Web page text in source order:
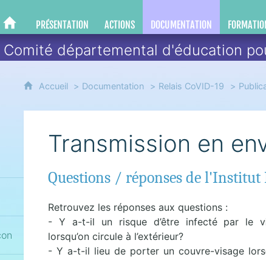
Comité départemental d'éducation
CODES 05
PRÉSENTATION ACTIONS DOCUMENTATION
Accueil Documentation Relais CoVID-19
Transmission en
Questions / réponses de l'Institut
Retrouvez les réponses aux questions :
- Y a-t-il un risque d’être infecté par le
lorsqu’on circule à l’extérieur?
- Y a-t-il lieu de porter un couvre-visage